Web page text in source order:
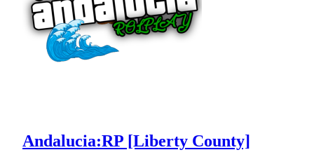
Andalucia:RP [Liberty County]